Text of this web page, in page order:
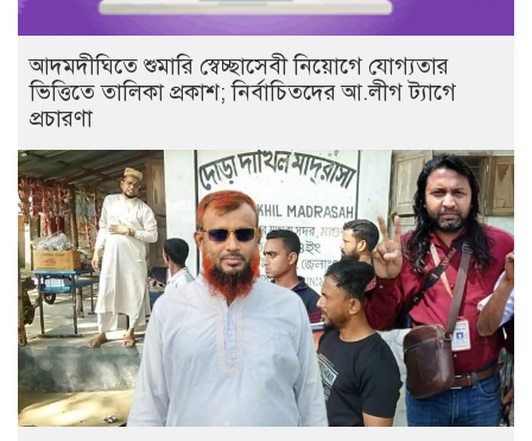
আদমদীঘিতে শুমারি স্বেচ্ছাসেবী নিয়োগে যোগ্যতার
ভিত্তিতে তালিকা প্রকাশ; নির্বাচিতদের আ.লীগ ট্যাগে
প্রচারণা